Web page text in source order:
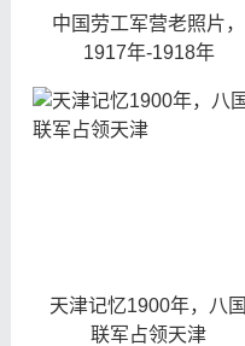
中国劳工军营老照片，
1917年-1918年
天津记忆1900年，八国
联军占领天津